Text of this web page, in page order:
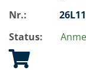
Nr.:
Status: